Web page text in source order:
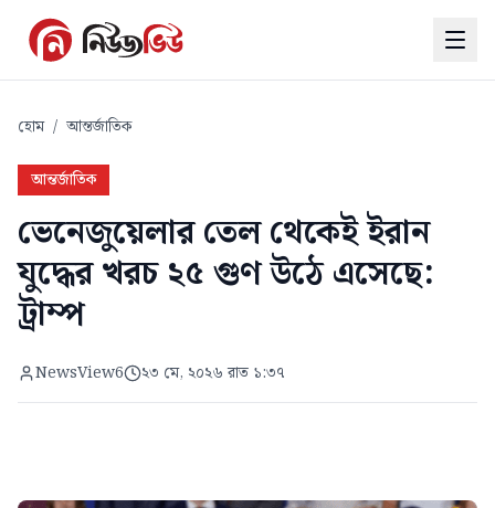
হোম / আন্তর্জাতিক
আন্তর্জাতিক
ভেনেজুয়েলার তেল থেকেই ইরান
যুদ্ধের খরচ ২৫ গুণ উঠে এসেছে:
ট্রাম্প
NewsView6 ২৩ মে, ২০২৬ রাত ১:৩৭